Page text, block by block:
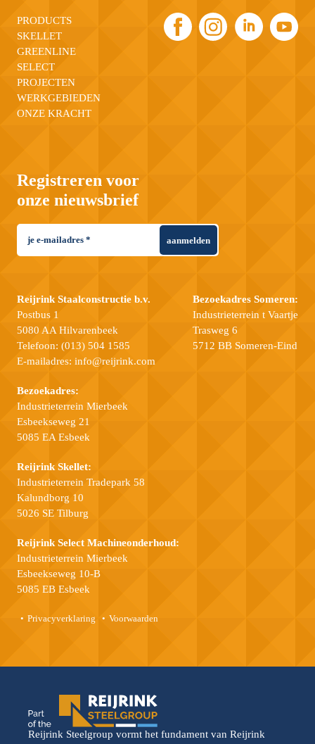
PRODUCTS
SKELLET
GREENLINE
SELECT
PROJECTEN
WERKGEBIEDEN
ONZE KRACHT
Registreren voor
onze nieuwsbrief
aanmelden
Reijrink Staalconstructie b.v.
Postbus 1
5080 AA Hilvarenbeek
Telefoon: (013) 504 1585
E-mailadres: info@reijrink.com
Bezoekadres:
Industrieterrein Mierbeek
Esbeekseweg 21
5085 EA Esbeek
Bezoekadres Someren:
Industrieterrein t Vaartje
Trasweg 6
5712 BB Someren-Eind
Reijrink Skellet:
Industrieterrein Tradepark 58
Kalundborg 10
5026 SE Tilburg
Reijrink Select Machineonderhoud:
Industrieterrein Mierbeek
Esbeekseweg 10-B
5085 EB Esbeek
Privacyverklaring Voorwaarden
Reijrink Steelgroup vormt het fundament van Reijrink